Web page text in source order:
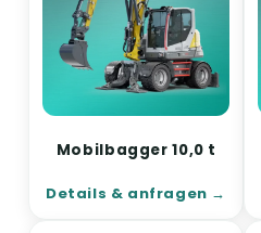
Mobilbagger 10,0 t
Details & anfragen